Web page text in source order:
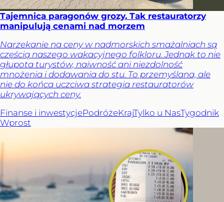
Tajemnica paragonów grozy. Tak restauratorzy
manipulują cenami nad morzem
Narzekanie na ceny w nadmorskich smażalniach są
częścią naszego wakacyjnego folkloru. Jednak to nie
głupota turystów, naiwność ani niezdolność
mnożenia i dodawania do stu. To przemyślana, ale
nie do końca uczciwa strategia restauratorów
ukrywających ceny.
Finanse i inwestycjePodróżeKrajTylko u NasTygodnik
Wprost